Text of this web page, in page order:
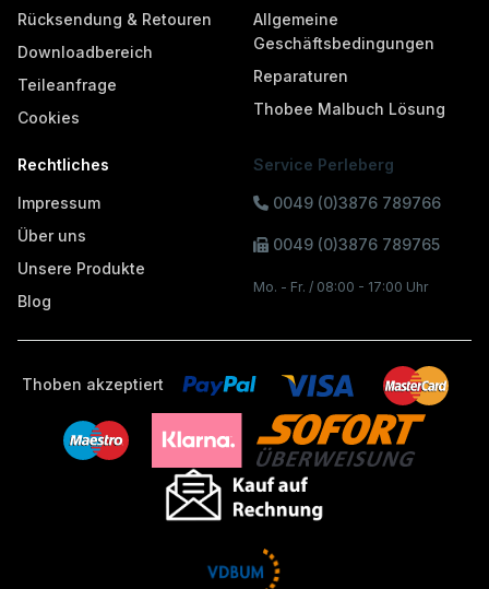
Rücksendung & Retouren
Downloadbereich
Teileanfrage
Cookies
Allgemeine
Geschäftsbedingungen
Reparaturen
Thobee Malbuch Lösung
Rechtliches
Impressum
Über uns
Unsere Produkte
Blog
Service Perleberg
0049 (0)3876 789766
0049 (0)3876 789765
Mo. - Fr. / 08:00 - 17:00 Uhr
Thoben akzeptiert